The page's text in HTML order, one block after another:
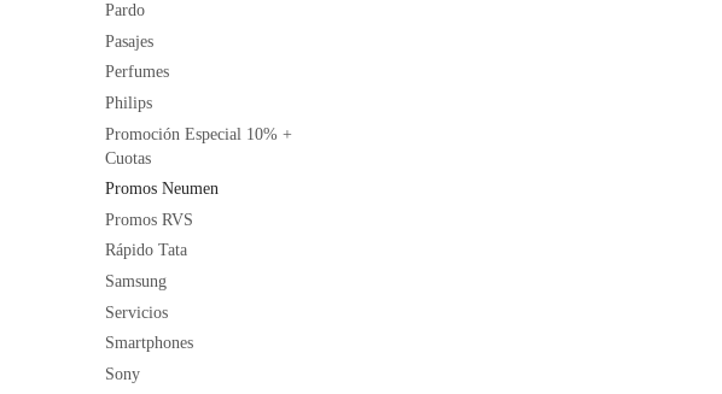
Pardo
Pasajes
Perfumes
Philips
Promoción Especial 10% +
Cuotas
Promos Neumen
Promos RVS
Rápido Tata
Samsung
Servicios
Smartphones
Sony